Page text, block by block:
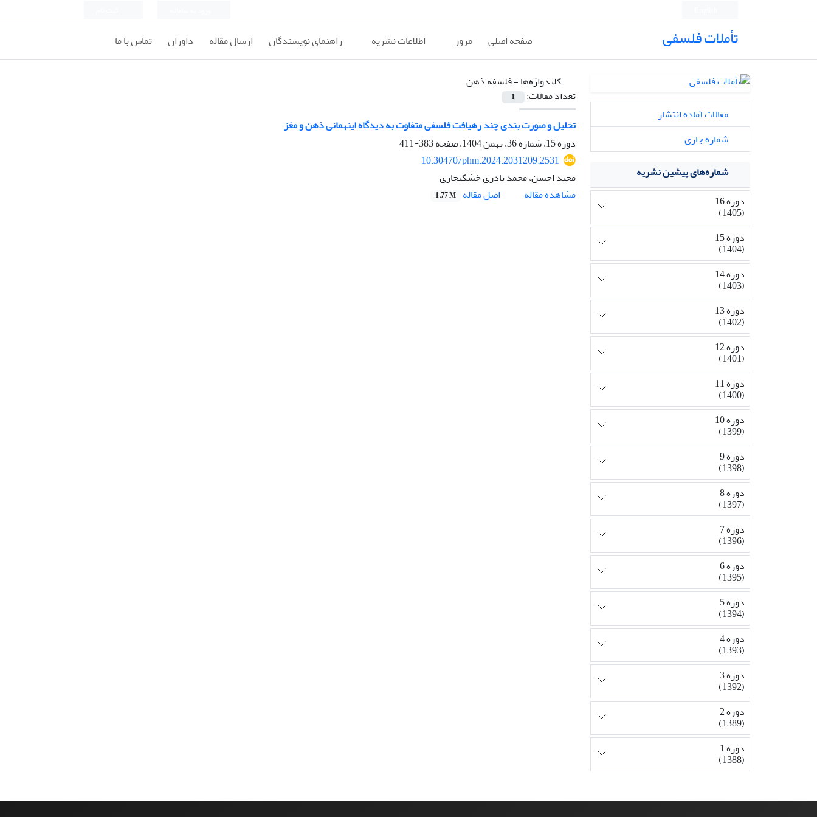
تأملات فلسفی صفحه اصلی مرور اطلاعات نشریه راهنمای نویسندگان ارسال مقاله داوران تماس با ما
کلیدواژه‌ها =فلسفه ذهن
تعداد مقالات:
1
تحلیل و صورت بندی چند رهیافت فلسفی متفاوت به دیدگاه اینهمانی ذهن و مغز
دوره 15، شماره 36، بهمن 1404، صفحه
383-411
10.30470/phm.2024.2031209.2531
مجید احسن، محمد نادری خشکبجاری
مشاهده مقاله
اصل مقاله 1.77 M
مقالات آماده انتشار
شماره جاری
شماره‌های پیشین نشریه
دوره 16
(1405)
دوره 15
(1404)
دوره 14
(1403)
دوره 13
(1402)
دوره 12
(1401)
دوره 11
(1400)
دوره 10
(1399)
دوره 9
(1398)
دوره 8
(1397)
دوره 7
(1396)
دوره 6
(1395)
دوره 5
(1394)
دوره 4
(1393)
دوره 3
(1392)
دوره 2
(1389)
دوره 1
(1388)